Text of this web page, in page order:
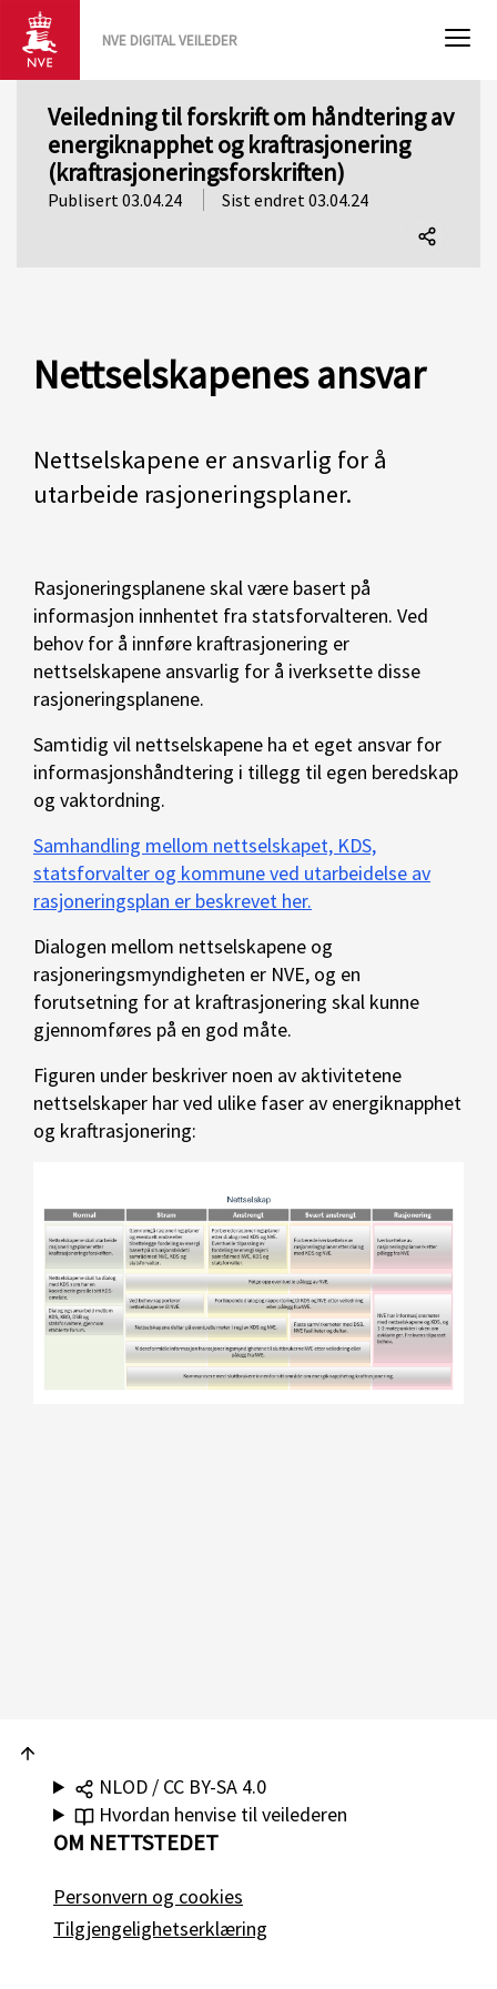
NVE DIGITAL VEILEDER
Veiledning til forskrift om håndtering av
energiknapphet og kraftrasjonering
(kraftrasjoneringsforskriften)
Publisert 03.04.24 Sist endret 03.04.24
Nettselskapenes ansvar
Nettselskapene er ansvarlig for å
utarbeide rasjoneringsplaner.
Rasjoneringsplanene skal være basert på
informasjon innhentet fra statsforvalteren. Ved
behov for å innføre kraftrasjonering er
nettselskapene ansvarlig for å iverksette disse
rasjoneringsplanene.
Samtidig vil nettselskapene ha et eget ansvar for
informasjonshåndtering i tillegg til egen beredskap
og vaktordning.
Samhandling mellom nettselskapet, KDS,
statsforvalter og kommune ved utarbeidelse av
rasjoneringsplan er beskrevet her.
Dialogen mellom nettselskapene og
rasjoneringsmyndigheten er NVE, og en
forutsetning for at kraftrasjonering skal kunne
gjennomføres på en god måte.
Figuren under beskriver noen av aktivitetene
nettselskaper har ved ulike faser av energiknapphet
og kraftrasjonering:
NLOD / CC BY-SA 4.0
Hvordan henvise til veilederen
OM NETTSTEDET
Personvern og cookies
Tilgjengelighetserklæring